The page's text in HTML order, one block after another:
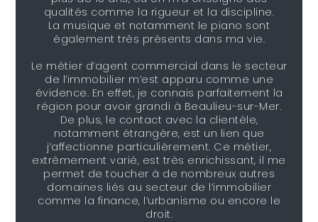
qualités comme la rigueur et la discipline.
La musique et notamment le piano sont
également très présents dans ma vie.
Le métier d’agent commercial dans le secteur
de l’immobilier m’est apparu comme une
évidence. En effet, je connais parfaitement la
région pour avoir grandi à Beaulieu-sur-Mer.
De plus, le contact avec la clientèle,
notamment étrangère, est un lien que
j’affectionne particulièrement. Ce métier,
extrêmement varié, est très enrichissant, il me
permet de toucher à de nombreux autres
domaines liés au secteur de l’immobilier
comme la finance, l’urbanisme ou encore le
droit.